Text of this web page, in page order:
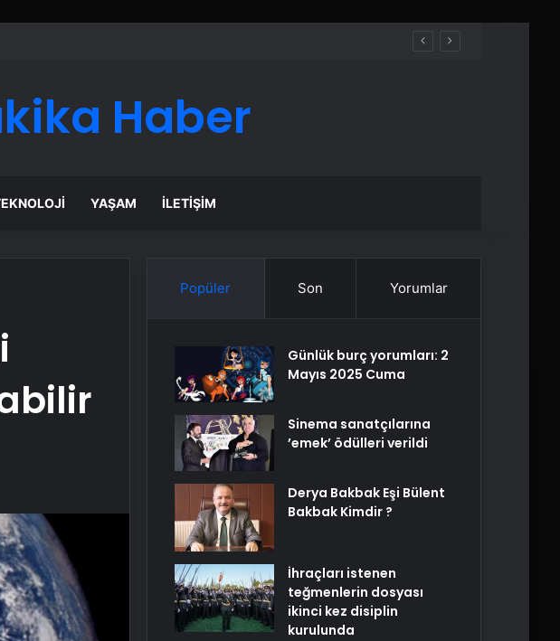
Haber
YAŞAM İLETIŞIM
Popüler Son Yorumlar
Günlük burç yorumları: 2
Mayıs 2025 Cuma
Sinema sanatçılarına
’emek’ ödülleri verildi
Derya Bakbak Eşi Bülent
Bakbak Kimdir ?
İhraçları istenen
teğmenlerin dosyası
ikinci kez disiplin
kurulunda